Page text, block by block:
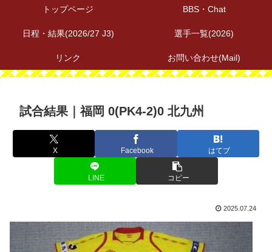
トップページ BBS・Chat
日程・結果(2026/27 J3) 選手一覧(2026)
リンク お問い合わせ(Mail)
試合結果｜福岡 0(PK4-2)0 北九州
X Facebook はてブ
LINE コピー
2025.07.24